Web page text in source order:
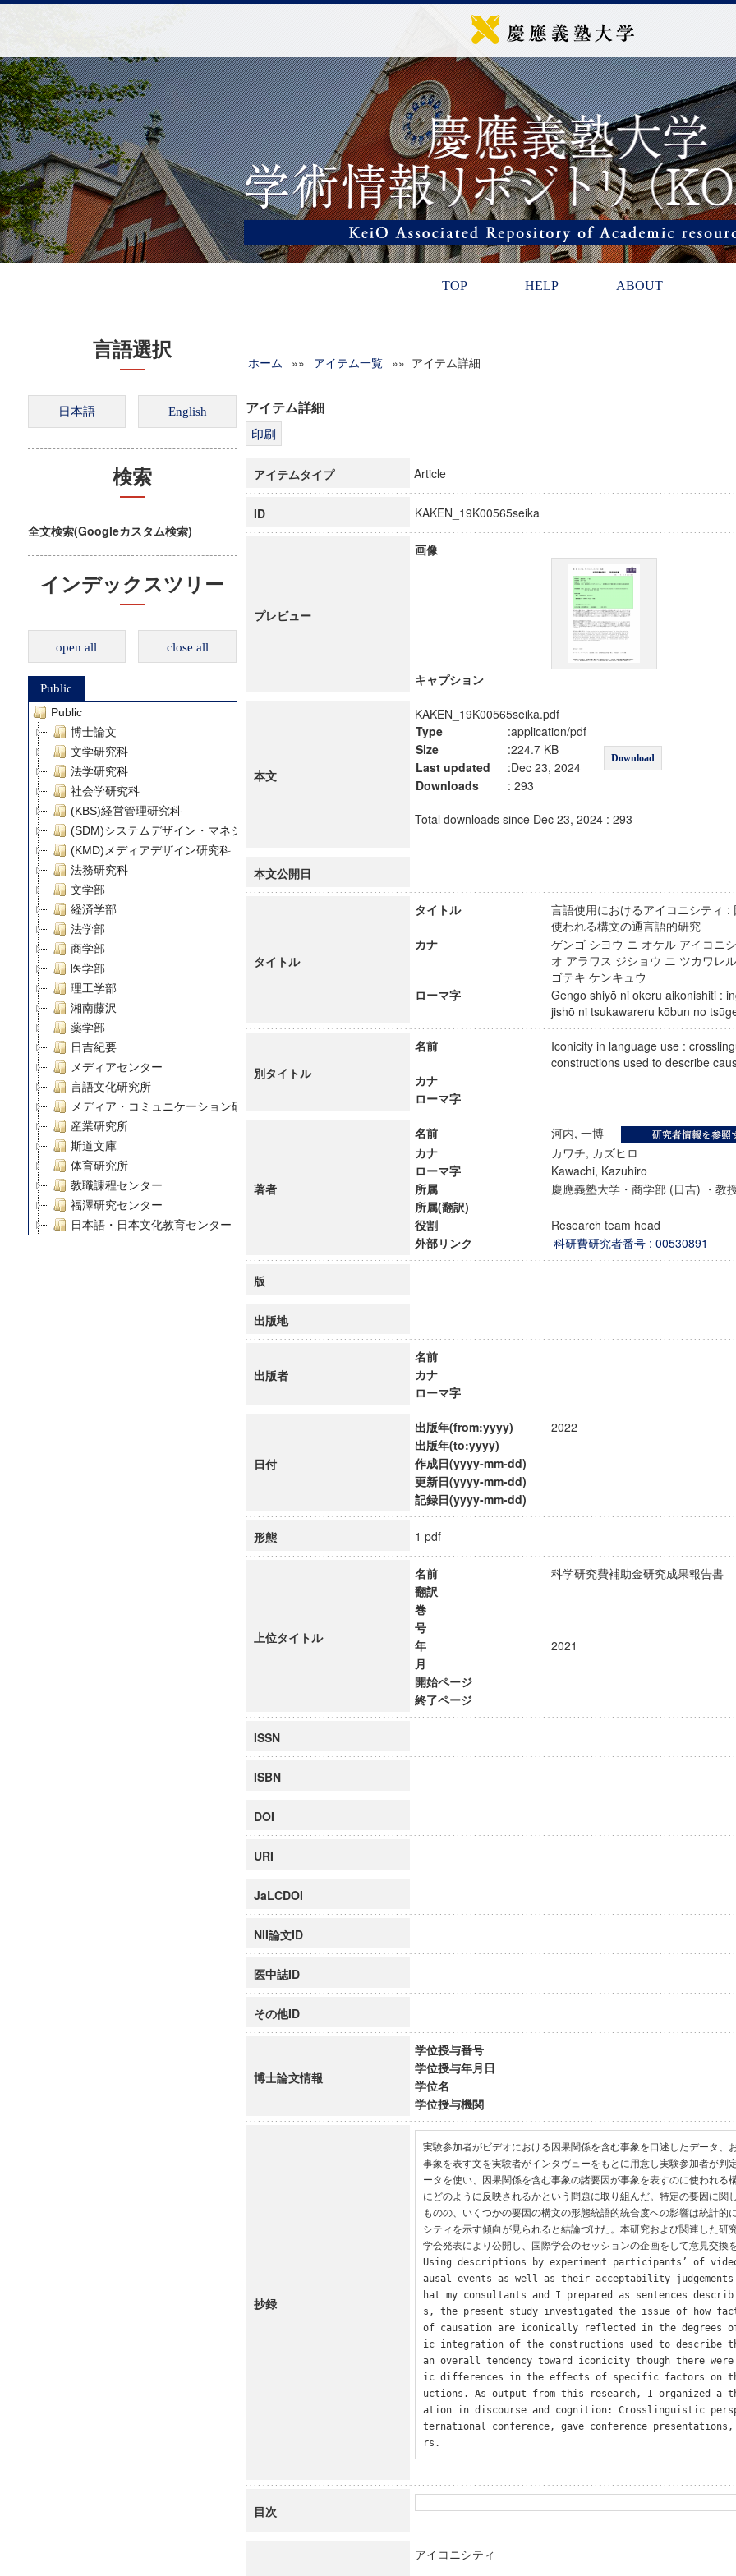
TOP HELP ABOUT
言語選択
検索
全文検索(Googleカスタム検索)
インデックスツリー
open all close all
Public
Public
博士論文
文学研究科
法学研究科
社会学研究科
(KBS)経営管理研究科
(SDM)システムデザイン・マネジメント研究科
(KMD)メディアデザイン研究科
法務研究科
文学部
経済学部
法学部
商学部
医学部
理工学部
湘南藤沢
薬学部
日吉紀要
メディアセンター
言語文化研究所
メディア・コミュニケーション研究所
産業研究所
斯道文庫
体育研究所
教職課程センター
福澤研究センター
日本語・日本文化教育センター
デジタルメディア・コンテンツ統合研究センター
グローバルリサーチインスティテュート
慶應義塾大学グローバルCOEプログラム市民社会ガバナンス教育研究センター
慶應義塾大学グローバルCOEプログラム論理と感性の先端的教育研究拠点
博士課程教育リーディングプログラム「超成熟社会発展のサイエンス」
ホーム »» アイテム一覧 »» アイテム詳細
アイテム詳細
アイテムタイプ Article
ID KAKEN_19K00565seika
プレビュー
画像
キャプション
本文
KAKEN_19K00565seika.pdf
Type
:application/pdf
Download
Size
:224.7 KB
Last updated
:Dec 23, 2024
Downloads
: 293
Total downloads since Dec 23, 2024 : 293
本文公開日
タイトル
タイトル
言語使用におけるアイコニシティ :
使われる構文の通言語的研究
カナ
ゲンゴ シヨウ ニ オケル アイコニ
オ アラワス ジショウ ニ ツカワレ
ゴテキ ケンキュウ
ローマ字
Gengo shiyō ni okeru aikonishiti :
jishō ni tsukawareru kōbun no
別タイトル
名前
Iconicity in language use :
constructions used to describe
カナ
ローマ字
著者
名前
河内, 一博
カナ
カワチ, カズヒロ
ローマ字
Kawachi, Kazuhiro
所属
慶應義塾大学・商学部 (日吉) ・
所属(翻訳)
役割
Research team head
外部リンク
科研費研究者番号 : 00530891
版
出版地
出版者
名前
カナ
ローマ字
日付
出版年(from:yyyy)
2022
出版年(to:yyyy)
作成日(yyyy-mm-dd)
更新日(yyyy-mm-dd)
記録日(yyyy-mm-dd)
形態 1 pdf
上位タイトル
名前
科学研究費補助金研究成果報告
翻訳
巻
号
年
2021
月
開始ページ
終了ページ
ISSN
ISBN
DOI
URI
JaLCDOI
NII論文ID
医中誌ID
その他ID
博士論文情報
学位授与番号
学位授与年月日
学位名
学位授与機関
抄録
実験参加者がビデオにおける因果関係を含む事象を口述したデータ、
事象を表す文を実験者がインタヴューをもとに用意し実験参加者が判
ータを使い、因果関係を含む事象の諸要因が事象を表すのに使われる
にどのように反映されるかという問題に取り組んだ。特定の要因に関
ものの、いくつかの要因の構文の形態統語的統合度への影響は統計的
シティを示す傾向が見られると結論づけた。本研究および関連した研
学会発表により公開し、国際学会のセッションの企画をして意見交換
Using descriptions by experiment participants’ of
ausal events as well as their acceptability
hat my consultants and I prepared as sentences
s, the present study investigated the issue of how
of causation are iconically reflected in the degrees of
ic integration of the constructions used to describe
an overall tendency toward iconicity though there
ic differences in the effects of specific factors on
uctions. As output from this research, I organized a
ation in discourse and cognition: Crosslinguistic
ternational conference, gave conference presentations,
rs.
目次
アイコニシティ